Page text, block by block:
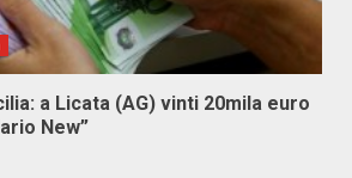
a Licata (AG) vinti 20mila euro
New”